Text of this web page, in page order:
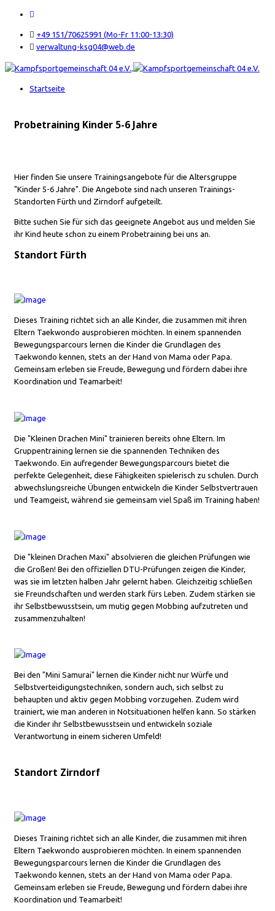
+49 151/70625991 (Mo-Fr 11:00-13:30)
verwaltung-ksg04@web.de
Startseite
Probetraining Kinder 5-6 Jahre
Hier finden Sie unsere Trainingsangebote für die Altersgruppe
"Kinder 5-6 Jahre". Die Angebote sind nach unseren Trainings-
Standorten Fürth und Zirndorf aufgeteilt.
Bitte suchen Sie für sich das geeignete Angebot aus und melden Sie
ihr Kind heute schon zu einem Probetraining bei uns an.
Standort Fürth
Dieses Training richtet sich an alle Kinder, die zusammen mit ihren
Eltern Taekwondo ausprobieren möchten. In einem spannenden
Bewegungsparcours lernen die Kinder die Grundlagen des
Taekwondo kennen, stets an der Hand von Mama oder Papa.
Gemeinsam erleben sie Freude, Bewegung und fördern dabei ihre
Koordination und Teamarbeit!
Die "Kleinen Drachen Mini" trainieren bereits ohne Eltern. Im
Gruppentraining lernen sie die spannenden Techniken des
Taekwondo. Ein aufregender Bewegungsparcours bietet die
perfekte Gelegenheit, diese Fähigkeiten spielerisch zu schulen. Durch
abwechslungsreiche Übungen entwickeln die Kinder Selbstvertrauen
und Teamgeist, während sie gemeinsam viel Spaß im Training haben!
Die "kleinen Drachen Maxi" absolvieren die gleichen Prüfungen wie
die Großen! Bei den offiziellen DTU-Prüfungen zeigen die Kinder,
was sie im letzten halben Jahr gelernt haben. Gleichzeitig schließen
sie Freundschaften und werden stark fürs Leben. Zudem stärken sie
ihr Selbstbewusstsein, um mutig gegen Mobbing aufzutreten und
zusammenzuhalten!
Bei den "Mini Samurai" lernen die Kinder nicht nur Würfe und
Selbstverteidigungstechniken, sondern auch, sich selbst zu
behaupten und aktiv gegen Mobbing vorzugehen. Zudem wird
trainiert, wie man anderen in Notsituationen helfen kann. So stärken
die Kinder ihr Selbstbewusstsein und entwickeln soziale
Verantwortung in einem sicheren Umfeld!
Standort Zirndorf
Dieses Training richtet sich an alle Kinder, die zusammen mit ihren
Eltern Taekwondo ausprobieren möchten. In einem spannenden
Bewegungsparcours lernen die Kinder die Grundlagen des
Taekwondo kennen, stets an der Hand von Mama oder Papa.
Gemeinsam erleben sie Freude, Bewegung und fördern dabei ihre
Koordination und Teamarbeit!